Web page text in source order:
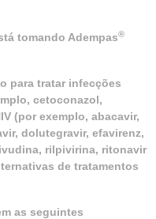
tomando Adempas®
para tratar infecções
cetoconazol,
(por exemplo, abacavir,
dolutegravir, efavirenz,
rilpivirina, ritonavir
de tratamentos
as seguintes